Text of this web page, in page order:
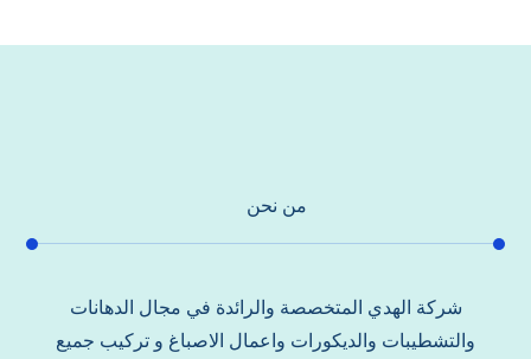
من نحن
شركة الهدي المتخصصة والرائدة في مجال الدهانات
والتشطيبات والديكورات واعمال الاصباغ و تركيب جميع